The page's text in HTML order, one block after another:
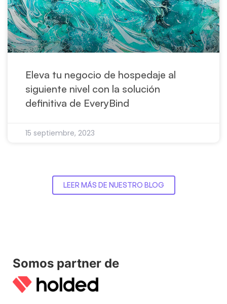
Eleva tu negocio de hospedaje al
siguiente nivel con la solución
definitiva de EveryBind
15 septiembre, 2023
LEER MÁS DE NUESTRO BLOG
Somos partner de